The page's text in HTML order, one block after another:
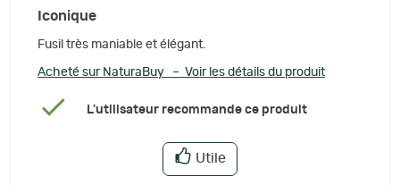
Iconique
Fusil très maniable et élégant.
Acheté sur NaturaBuy – Voir les détails du produit
L'utilisateur recommande ce produit
Utile